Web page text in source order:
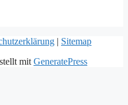
| Sitemap
mit GeneratePress